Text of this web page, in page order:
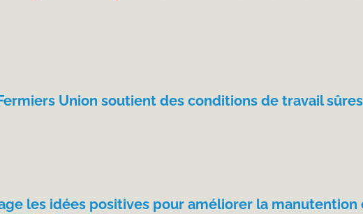
Union soutient des conditions de travail
les idées positives pour améliorer la